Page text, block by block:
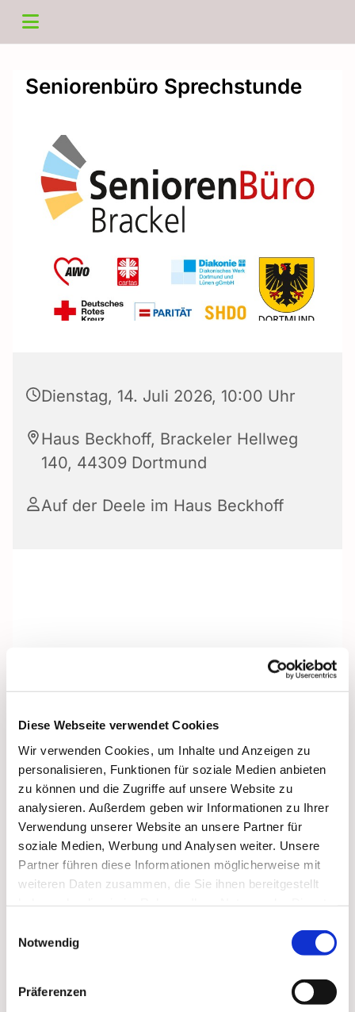
Diese Webseite verwendet Cookies
Wir verwenden Cookies, um Inhalte und Anzeigen zu
personalisieren, Funktionen für soziale Medien anbieten
zu können und die Zugriffe auf unsere Website zu
analysieren. Außerdem geben wir Informationen zu Ihrer
Verwendung unserer Website an unsere Partner für
soziale Medien, Werbung und Analysen weiter. Unsere
Partner führen diese Informationen möglicherweise mit
weiteren Daten zusammen, die Sie ihnen bereitgestellt
Notwendig
Präferenzen
Seniorenbüro Sprechstunde
Dienstag, 14. Juli 2026, 10:00 Uhr
Haus Beckhoff, Brackeler Hellweg
140, 44309 Dortmund
Auf der Deele im Haus Beckhoff
Dies könnte Sie auch